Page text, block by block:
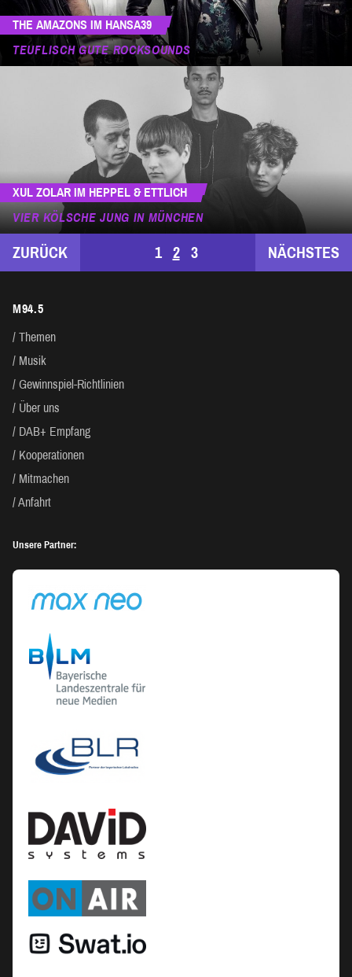
THE AMAZONS IM HANSA39
TEUFLISCH GUTE ROCKSOUNDS
XUL ZOLAR IM HEPPEL & ETTLICH
VIER KÖLSCHE JUNG IN MÜNCHEN
SEITENNUMMERIERUNG
BEITRÄGE
ZURÜCK 1 2 3 NÄCHSTES
M94.5
Themen
Musik
Gewinnspiel-Richtlinien
Über uns
DAB+ Empfang
Kooperationen
Mitmachen
Anfahrt
Unsere Partner: